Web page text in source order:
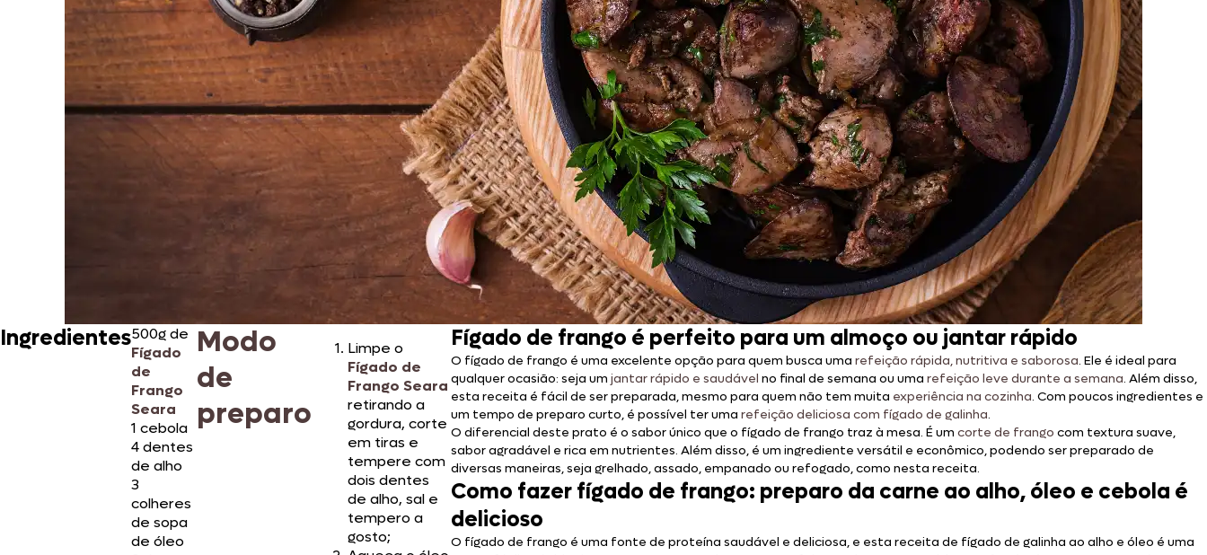
Ingredientes500g de
Fígado
de
Frango
Seara
1 cebola
4 dentes
de alho
3
colheres
de sopa
de óleo
Modo
de
preparo
Limpe o
Fígado de
Frango Seara
retirando a
gordura, corte
em tiras e
tempere com
dois dentes
de alho, sal e
tempero a
gosto;
Fígado de frango é perfeito para um almoço ou jantar rápido
O fígado de frango é uma excelente opção para quem busca uma refeição rápida, nutritiva e saborosa. Ele é ideal para
qualquer ocasião: seja um jantar rápido e saudável no final de semana ou uma refeição leve durante a semana. Além disso,
esta receita é fácil de ser preparada, mesmo para quem não tem muita experiência na cozinha. Com poucos ingredientes e
um tempo de preparo curto, é possível ter uma refeição deliciosa com fígado de galinha.
O diferencial deste prato é o sabor único que o fígado de frango traz à mesa. É um corte de frango com textura suave,
sabor agradável e rica em nutrientes. Além disso, é um ingrediente versátil e econômico, podendo ser preparado de
diversas maneiras, seja grelhado, assado, empanado ou refogado, como nesta receita.
Como fazer fígado de frango: preparo da carne ao alho, óleo e cebola é
delicioso
O fígado de frango é uma fonte de proteína saudável e deliciosa, e esta receita de fígado de galinha ao alho e óleo é uma